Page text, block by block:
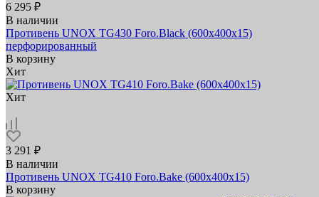
6 295 ₽
В наличии
Противень UNOX TG430 Foro.Black (600x400х15)
перфорированный
В корзину
Хит
Хит
3 291 ₽
В наличии
Противень UNOX TG410 Foro.Bake (600x400x15)
В корзину